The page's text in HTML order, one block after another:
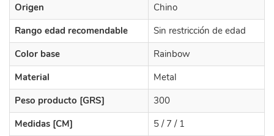
Origen
Chino
Rango edad recomendable
Sin restricción de edad
Color base
Rainbow
Material
Metal
Peso producto [GRS]
300
Medidas [CM]
5 / 7 / 1